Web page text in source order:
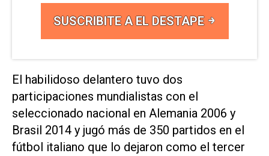
SUSCRIBITE A EL DESTAPE
El habilidoso delantero tuvo dos
participaciones mundialistas con el
seleccionado nacional en Alemania 2006 y
Brasil 2014 y jugó más de 350 partidos en el
fútbol italiano que lo dejaron como el tercer